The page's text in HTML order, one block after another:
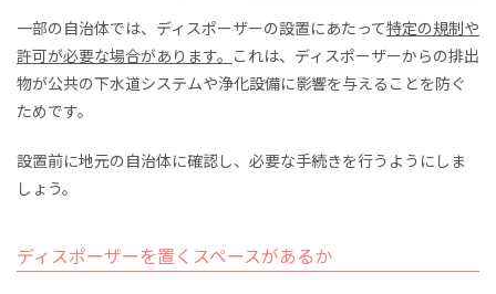
一部の自治体では、ディスポーザーの設置にあたって特定の規制や
許可が必要な場合があります。 これは、ディスポーザーからの排出
物が公共の下水道システムや浄化設備に影響を与えることを防ぐ
ためです。
設置前に地元の自治体に確認し、必要な手続きを行うようにしま
しょう。
ディスポーザーを置くスペースがあるか